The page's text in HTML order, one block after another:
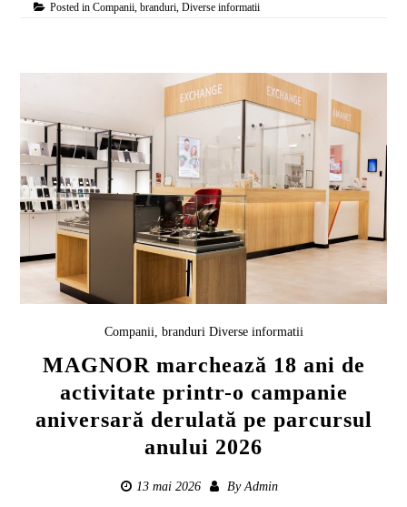
Posted inCompanii, branduri,Diverse informatii
Companii, branduri Diverse informatii
MAGNOR marchează 18 ani de
activitate printr-o campanie
aniversară derulată pe parcursul
anului 2026
13 mai 2026 ByAdmin